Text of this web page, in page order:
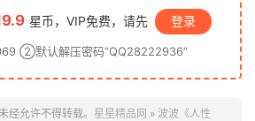
星币，VIP免费，请先 登录
②默认解压密码“QQ28222936”
经允许不得转载。 星星精品网 » 波波《人性